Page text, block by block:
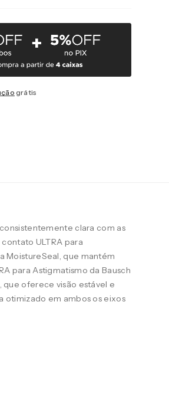
grátis
clara com as
ULTRA para
MoistureSeal, que mantém
para Astigmatismo da Bausch
oferece visão estável e
otimizado em ambos os eixos